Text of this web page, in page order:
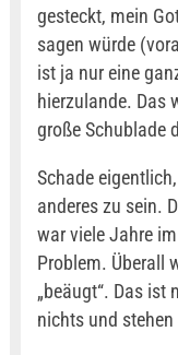
gesteckt, mein
sagen würde
ist ja nur eine
hierzulande. Das
große Schublade
Schade
anderes zu sein.
war viele Jahre
Problem. Überall
„beäugt“. Das ist
nichts und stehen